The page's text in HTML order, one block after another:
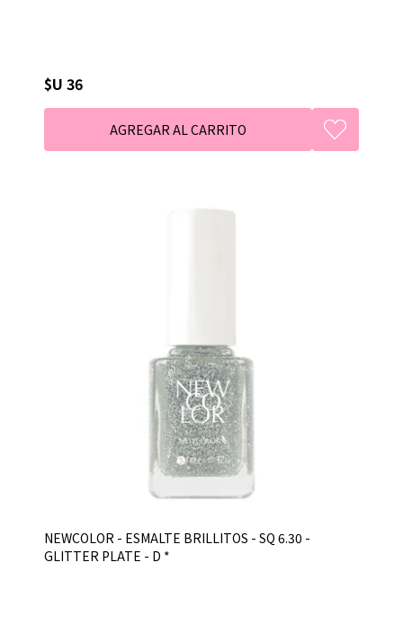
$U 36
NEWCOLOR - ESMALTE BRILLITOS - SQ 6.30 -
GLITTER PLATE - D *